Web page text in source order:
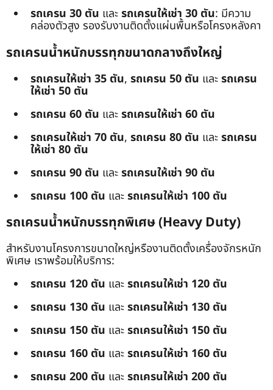
รถเครน 30 ตัน และรถเครนให้เช่า 30 ตัน: มีความ
คล่องตัวสูง รองรับงานติดตั้งแผ่นพื้นหรือโครงหลังคา
รถเครนน้ำหนักบรรทุกขนาดกลางถึงใหญ่
รถเครนให้เช่า 35 ตัน, รถเครน 50 ตัน และรถเครน
ให้เช่า 50 ตัน
รถเครน 60 ตัน และรถเครนให้เช่า 60 ตัน
รถเครนให้เช่า 70 ตัน, รถเครน 80 ตัน และรถเครน
ให้เช่า 80 ตัน
รถเครน 90 ตัน และรถเครนให้เช่า 90 ตัน
รถเครน 100 ตัน และรถเครนให้เช่า 100 ตัน
รถเครนน้ำหนักบรรทุกพิเศษ (Heavy Duty)
สำหรับงานโครงการขนาดใหญ่หรืองานติดตั้งเครื่องจักรหนัก
พิเศษ เราพร้อมให้บริการ:
รถเครน 120 ตัน และรถเครนให้เช่า 120 ตัน
รถเครน 130 ตัน และรถเครนให้เช่า 130 ตัน
รถเครน 150 ตัน และรถเครนให้เช่า 150 ตัน
รถเครน 160 ตัน และรถเครนให้เช่า 160 ตัน
รถเครน 200 ตัน และรถเครนให้เช่า 200 ตัน